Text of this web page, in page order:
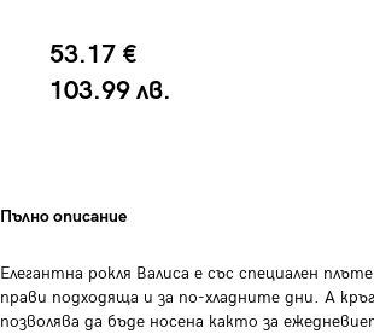
53.17 €
103.99 лв.
Пълно описание
Елегантна рокля Валиса е със специален
прави подходяща и за по-хладните дни. А
позволява да бъде носена както за